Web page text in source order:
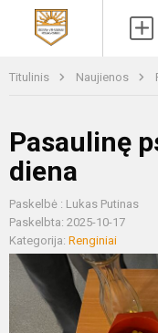
Titulinis Naujienos
Pasaulinę
diena
Paskelbė : Lukas Putinas
Paskelbta: 2025-10-17
Kategorija: Renginiai